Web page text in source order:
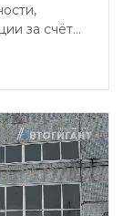
за счёт